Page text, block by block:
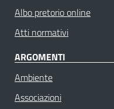
Albo pretorio online
Atti normativi
ARGOMENTI
Ambiente
Associazioni